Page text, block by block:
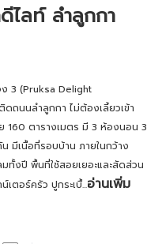
ไลท์ ลำลูกกา
3 (Pruksa Delight
ถนนลำลูกกา ไม่ต้องเลี้ยวเข้า
160 ตารางเมตร มี 3 ห้องนอน 3
มีเนื้อที่รอบบ้าน ภายในกว้าง
ทั้งปี พื้นที่ใช้สอยเยอะและสัดส่วน
ตอร์ครัว ปูกระเบื้...อ่านเพิ่ม